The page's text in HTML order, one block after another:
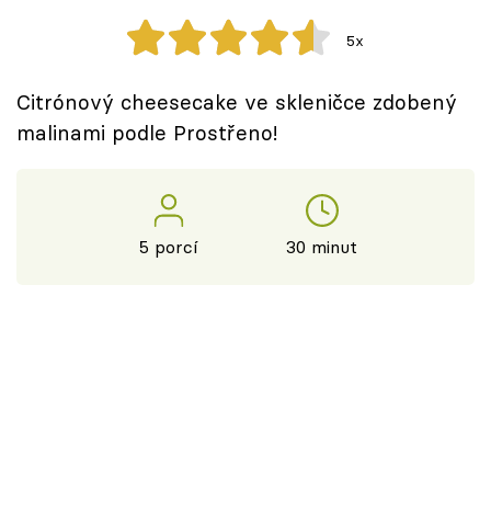
Těhotnej kuchař
Přihlášení
5x
Citrónový cheesecake ve skleničce zdobený
malinami podle Prostřeno!
5 porcí 30 minut